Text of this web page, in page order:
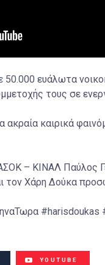
50.000 ευάλωτα
τους σε
καιρικά
– ΚΙΝΑΛ Παύλος
τον Χάρη Δούκα
YOUTUBE